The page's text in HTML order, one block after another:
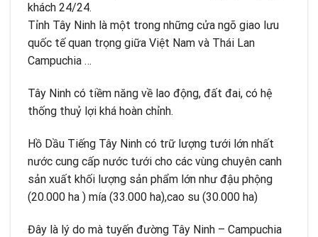
khách 24/24.
Tỉnh Tây Ninh là một trong những cửa ngõ giao lưu
quốc tế quan trọng giữa Việt Nam và Thái Lan
Campuchia …
Tây Ninh có tiềm năng về lao động, đất đai, có hệ
thống thuỷ lợi khá hoàn chỉnh.
Hồ Dầu Tiếng Tây Ninh có trữ lượng tưới lớn nhất
nước cung cấp nước tưới cho các vùng chuyên canh
sản xuất khối lượng sản phẩm lớn như đậu phộng
(20.000 ha ) mía (33.000 ha),cao su (30.000 ha)
Đây là lý do mà tuyến đường Tây Ninh – Campuchia